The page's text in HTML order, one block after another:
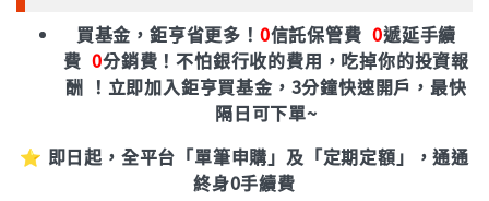
買基金，鉅亨省更多！ 0信託保管費0遞延手續
費0分銷費！不怕銀行收的費用，吃掉你的投資報
酬 ！立即加入鉅亨買基金，3分鐘快速開戶，最快
隔日可下單~
⭐ 即日起，全平台「單筆申購」及「定期定額」，通通
終身0手續費